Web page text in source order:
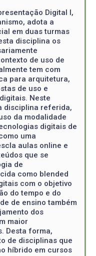
Digital I,
adota a
em duas turmas
disciplina os
de uso de
tem com
para arquitetura,
de uso e
Neste
disciplina referida,
da modalidade
digitais de
uma
aulas online e
que se
de
como blended
com o objetivo
do tempo e do
de ensino também
dos
maior
Desta forma,
de disciplinas que
híbrido em cursos